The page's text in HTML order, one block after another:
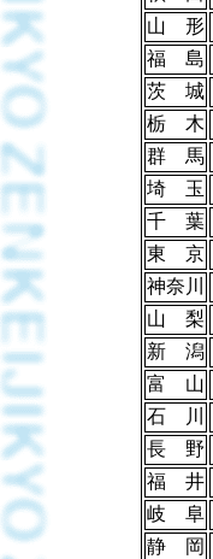
山 形
福 島
茨 城
栃 木
群 馬
埼 玉
千 葉
東 京
神奈川
山 梨
新 潟
富 山
石 川
長 野
福 井
岐 阜
静 岡